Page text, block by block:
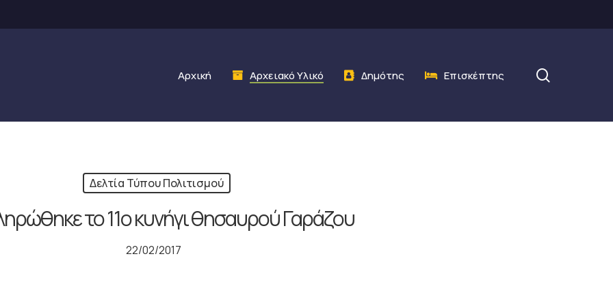
Αρχική Αρχειακό Υλικό Δημότης Επισκέπτης
Δελτία Τύπου Πολιτισμού
το 11ο κυνήγι θησαυρού Γαράζου
22/02/2017